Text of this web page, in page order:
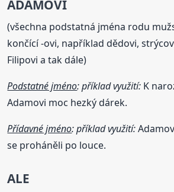
ADAMOVI
(všechna podstatná jména rodu
končící -ovi, například dědovi,
Filipovi a tak dále)
Podstatné jméno: příklad využití: K
Adamovi moc hezký dárek.
Přídavné jméno: příklad využití:
se proháněli po louce.
ALE